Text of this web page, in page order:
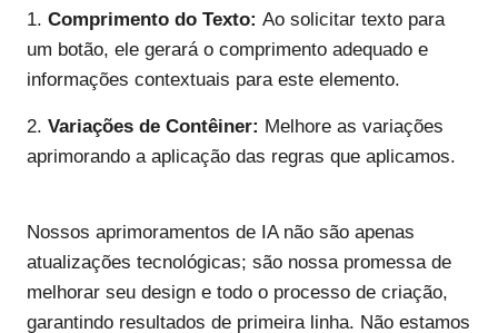
1. Comprimento do Texto: Ao solicitar texto para
um botão, ele gerará o comprimento adequado e
informações contextuais para este elemento.
2. Variações de Contêiner: Melhore as variações
aprimorando a aplicação das regras que aplicamos.
Nossos aprimoramentos de IA não são apenas
atualizações tecnológicas; são nossa promessa de
melhorar seu design e todo o processo de criação,
garantindo resultados de primeira linha. Não estamos